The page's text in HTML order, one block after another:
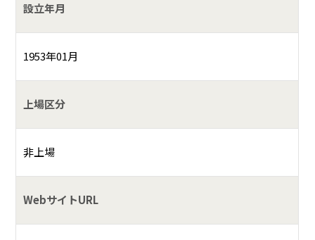
設立年月
1953年01月
上場区分
非上場
WebサイトURL